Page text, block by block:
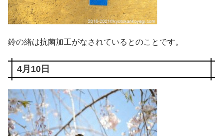
鈴の緒は抗菌加工がなされているとのことです。
4月10日